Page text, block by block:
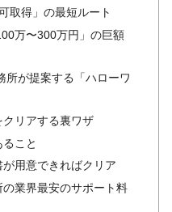
取得」の最短ルート
万〜300万円」の巨額
所が提案する「ハローワ
クリアする裏ワザ
こと
用意できればクリア
業界最安のサポート料